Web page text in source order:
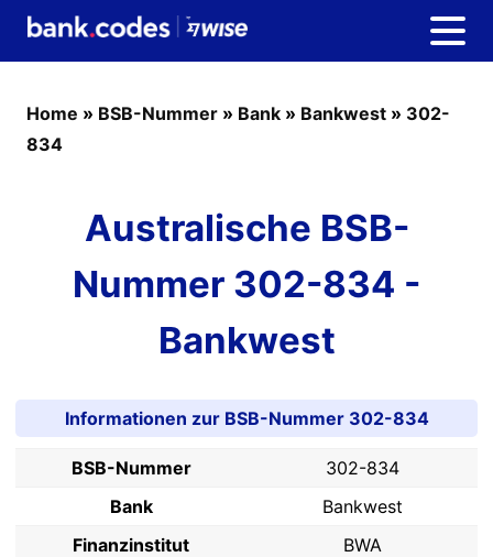
Home » BSB-Nummer » Bank » Bankwest » 302-
834
Australische BSB-
Nummer 302-834 -
Bankwest
Informationen zur BSB-Nummer 302-834
BSB-Nummer
302-834
Bank
Bankwest
Finanzinstitut
BWA